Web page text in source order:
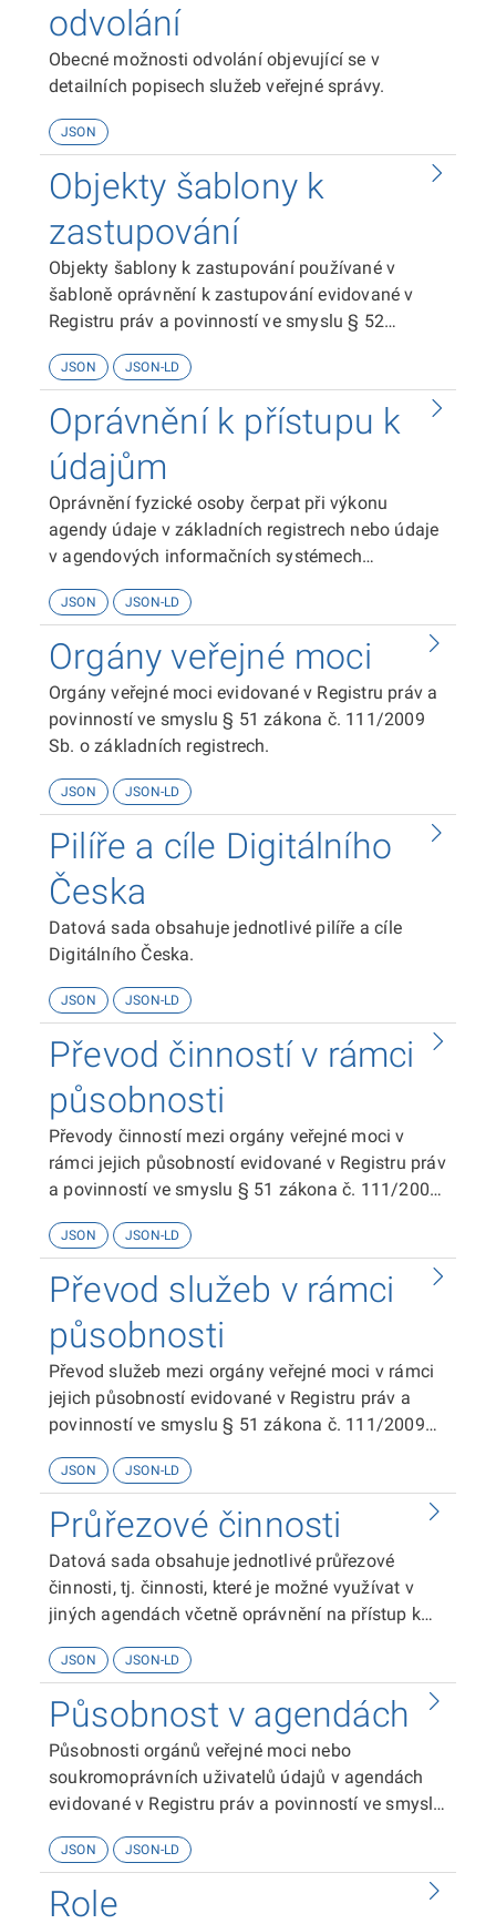
odvolání
Obecné možnosti odvolání objevující se v
detailních popisech služeb veřejné správy.
JSON
Objekty šablony k
zastupování
Objekty šablony k zastupování používané v
šabloně oprávnění k zastupování evidované v
Registru práv a povinností ve smyslu § 52
JSON JSON-LD
Oprávnění k přístupu k
údajům
Oprávnění fyzické osoby čerpat při výkonu
agendy údaje v základních registrech nebo údaje
v agendových informačních systémech
§ 51 zákona č. 111/2009 Sb. o základních
JSON JSON-LD
Orgány veřejné moci
Orgány veřejné moci evidované v Registru práv a
povinností ve smyslu § 51 zákona č. 111/2009
Sb. o základních registrech.
JSON JSON-LD
Pilíře a cíle Digitálního
Česka
Datová sada obsahuje jednotlivé pilíře a cíle
Digitálního Česka.
JSON JSON-LD
Převod činností v rámci
působnosti
Převody činností mezi orgány veřejné moci v
rámci jejich působností evidované v Registru práv
a povinností ve smyslu § 51 zákona č. 111/2009
JSON JSON-LD
Převod služeb v rámci
působnosti
Převod služeb mezi orgány veřejné moci v rámci
jejich působností evidované v Registru práv a
povinností ve smyslu § 51 zákona č. 111/2009
JSON JSON-LD
Průřezové činnosti
Datová sada obsahuje jednotlivé průřezové
činnosti, tj. činnosti, které je možné využívat v
jiných agendách včetně oprávnění na přístup k
činnost.
JSON JSON-LD
Působnost v agendách
Působnosti orgánů veřejné moci nebo
soukromoprávních uživatelů údajů v agendách
evidované v Registru práv a povinností ve smyslu
registrech.
JSON JSON-LD
Role